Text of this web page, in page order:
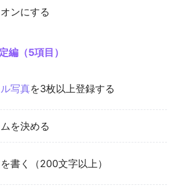
ンにする
編（5項目）
写真を3枚以上登録する
を決める
書く（200文字以上）